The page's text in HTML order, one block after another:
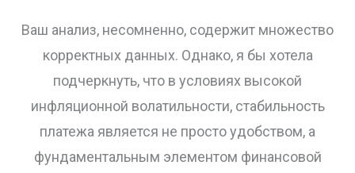
Ваш анализ, несомненно, содержит множество
корректных данных. Однако, я бы хотела
подчеркнуть, что в условиях высокой
инфляционной волатильности, стабильность
платежа является не просто удобством, а
фундаментальным элементом финансовой